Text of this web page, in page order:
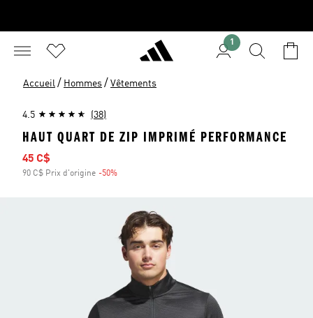
1
Accueil / Hommes / Vêtements
4.5 (38)
HAUT QUART DE ZIP IMPRIMÉ PERFORMANCE
Prix soldé
45 C$
90 C$ Prix d'origine -50%